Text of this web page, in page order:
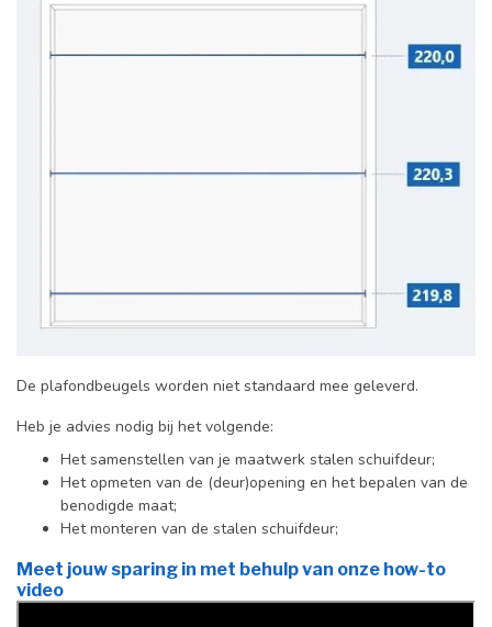
De plafondbeugels worden niet standaard mee geleverd.
Heb je advies nodig bij het volgende:
Het samenstellen van je maatwerk stalen schuifdeur;
Het opmeten van de (deur)opening en het bepalen van de
benodigde maat;
Het monteren van de stalen schuifdeur;
Meet jouw sparing in met behulp van onze how-to
video